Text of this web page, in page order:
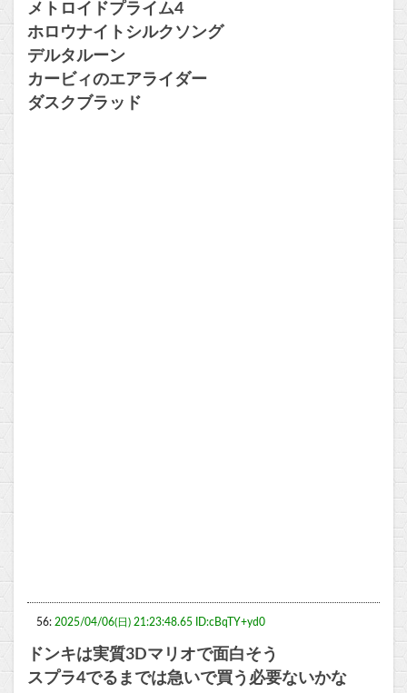
メトロイドプライム4
ホロウナイトシルクソング
デルタルーン
カービィのエアライダー
ダスクブラッド
56: 2025/04/06(日) 21:23:48.65 ID:cBqTY+yd0
ドンキは実質3Dマリオで面白そう
スプラ4でるまでは急いで買う必要ないかな